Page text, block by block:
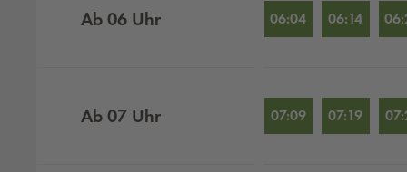
Ab06 Uhr 06:04 06:14
Ab07 Uhr 07:09 07:19